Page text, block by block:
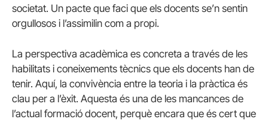
societat. Un pacte que faci que els docents se’n sentin
orgullosos i l’assimilin com a propi.
La perspectiva acadèmica es concreta a través de les
habilitats i coneixements tècnics que els docents han de
tenir. Aquí, la convivència entre la teoria i la pràctica és
clau per a l’èxit. Aquesta és una de les mancances de
l’actual formació docent, perquè encara que és cert que